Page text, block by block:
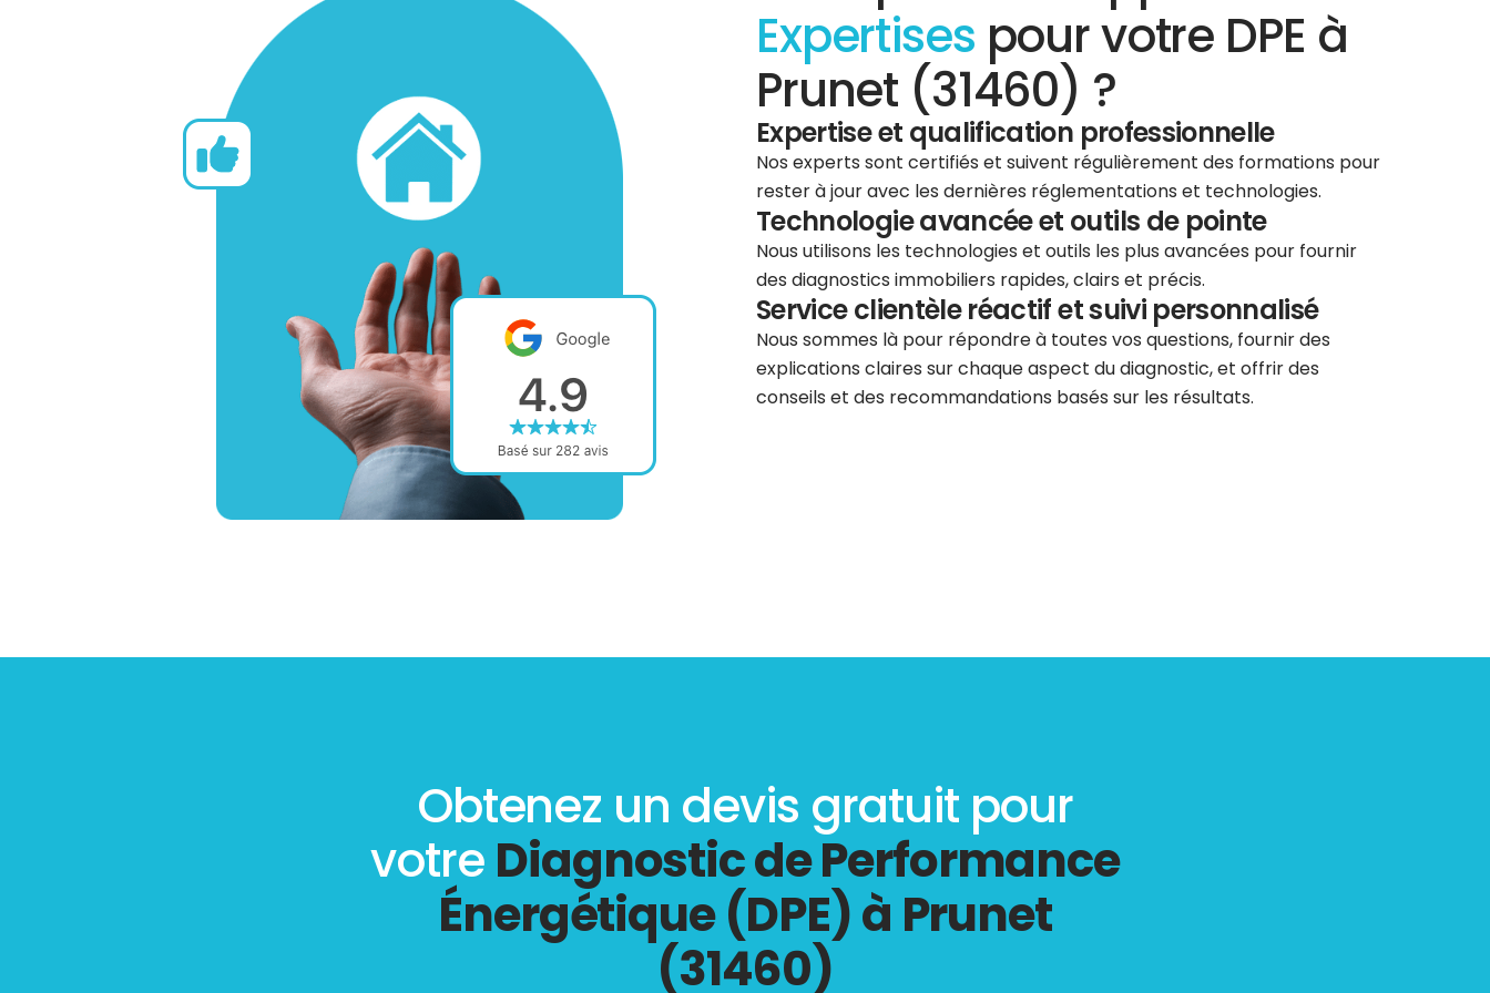
Expertises pour votre DPE à
Prunet (31460) ?
Expertise et qualification professionnelle
Nos experts sont certifiés et suivent régulièrement des formations pour
rester à jour avec les dernières réglementations et technologies.
Technologie avancée et outils de pointe
Nous utilisons les technologies et outils les plus avancées pour fournir
des diagnostics immobiliers rapides, clairs et précis.
Service clientèle réactif et suivi personnalisé
Nous sommes là pour répondre à toutes vos questions, fournir des
explications claires sur chaque aspect du diagnostic, et offrir des
conseils et des recommandations basés sur les résultats.
Obtenez un devis gratuit pour
votre Diagnostic de Performance
Énergétique (DPE) à Prunet
(31460)